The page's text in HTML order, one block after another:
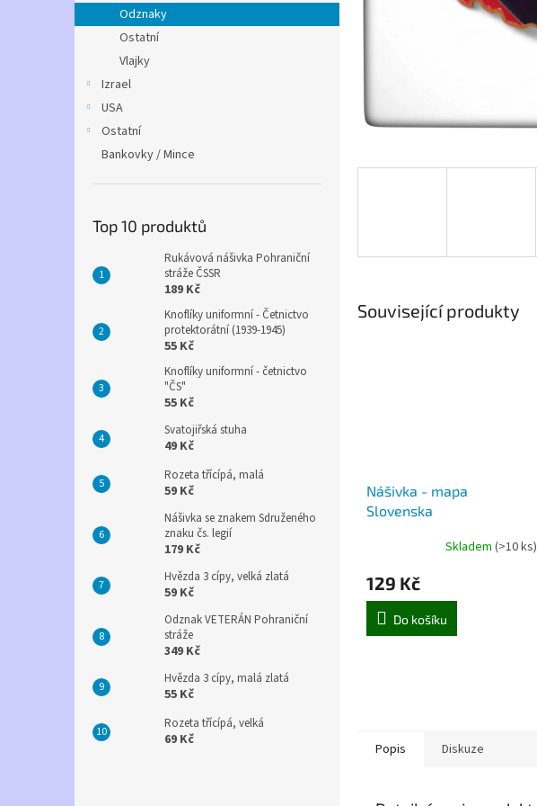
n
e
Odznaky
Ostatní
Vlajky
Izrael
USA
Ostatní
Bankovky / Mince
Top 10 produktů
Rukávová nášivka Pohraniční
stráže ČSSR
189 Kč
Knoflíky uniformní - Četnictvo
protektorátní (1939-1945)
55 Kč
Knoflíky uniformní - četnictvo
"ČS"
55 Kč
Svatojiřská stuha
49 Kč
Rozeta třícípá, malá
59 Kč
Nášivka se znakem Sdruženého
znaku čs. legií
179 Kč
Hvězda 3 cípy, velká zlatá
59 Kč
Odznak VETERÁN Pohraniční
stráže
349 Kč
Hvězda 3 cípy, malá zlatá
55 Kč
Rozeta třícípá, velká
69 Kč
Související produkty
Nášivka - mapa
Slovenska
Skladem (>10 ks)
129 Kč
Do košíku
Popis Diskuze